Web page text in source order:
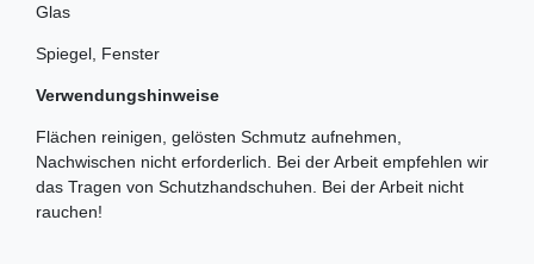
Glas
Spiegel, Fenster
Verwendungshinweise
Flächen reinigen, gelösten Schmutz aufnehmen,
Nachwischen nicht erforderlich. Bei der Arbeit empfehlen wir
das Tragen von Schutzhandschuhen. Bei der Arbeit nicht
rauchen!